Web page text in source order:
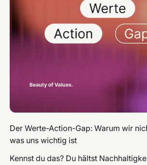
Der Werte-Action-Gap: Warum wir
was uns wichtig ist
Kennst du das? Du hältst